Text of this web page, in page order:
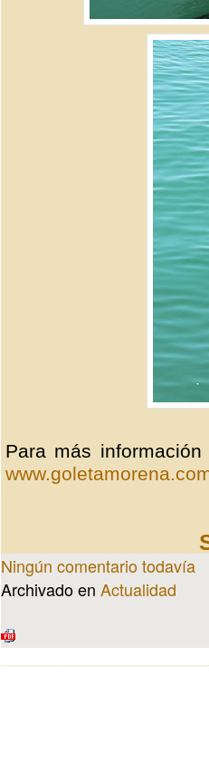
Para más
Ningún comentario todavía
Archivado en Actualidad